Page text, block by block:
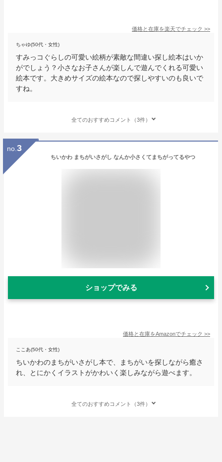
価格と在庫を楽天でチェック >>
ちゃゆ(50代・女性)
すみっコぐらしの可愛い絵柄が素敵な間違い探し絵本はいか
がでしょう？小さなお子さんが楽しんで遊んでくれる可愛い
絵本です。大きめサイズの絵本なので探しやすいのも良いで
すね。
全てのおすすめコメント（3件）
no. 3
ちいかわ まちがいさがし なんか小さくてまちがってるやつ
ショップでみる
価格と在庫をAmazonでチェック >>
ここあ(50代・女性)
ちいかわのまちがいさがし本で、まちがいを探しながら癒さ
れ、とにかくイラストがかわいく楽しみながら遊べます。
全てのおすすめコメント（3件）